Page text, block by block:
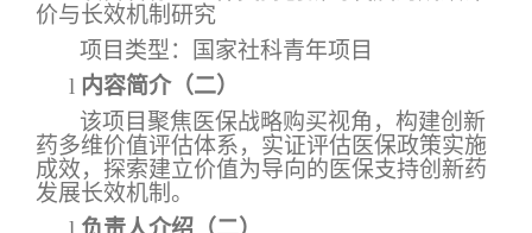
价与长效机制研究
项目类型：国家社科青年项目
l 内容简介（二）
该项目聚焦医保战略购买视角，构建创新
药多维价值评估体系，实证评估医保政策实施
成效，探索建立价值为导向的医保支持创新药
发展长效机制。